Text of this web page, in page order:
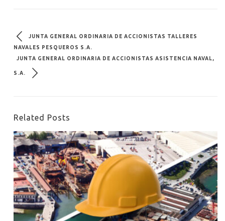
JUNTA GENERAL ORDINARIA DE ACCIONISTAS TALLERES
NAVALES PESQUEROS S.A.
JUNTA GENERAL ORDINARIA DE ACCIONISTAS ASISTENCIA NAVAL,
S.A.
Related Posts